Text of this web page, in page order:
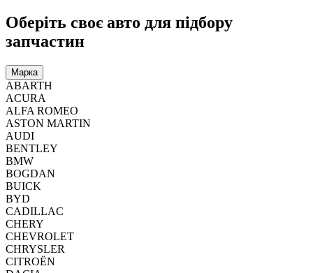
Оберіть своє авто для підбору
запчастин
Марка
ABARTH
ACURA
ALFA ROMEO
ASTON MARTIN
AUDI
BENTLEY
BMW
BOGDAN
BUICK
BYD
CADILLAC
CHERY
CHEVROLET
CHRYSLER
CITROËN